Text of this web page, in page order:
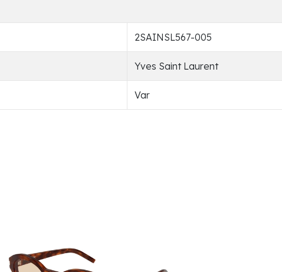
2SAINSL567-005
Yves Saint Laurent
Var